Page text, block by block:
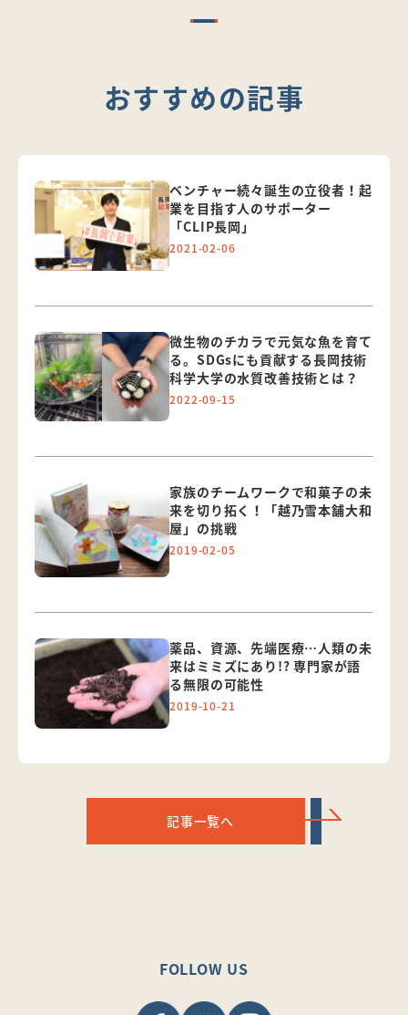
おすすめの記事
ベンチャー続々誕生の立役者！起
業を目指す人のサポーター
「CLIP長岡」
2021-02-06
微生物のチカラで元気な魚を育て
る。SDGsにも貢献する長岡技術
科学大学の水質改善技術とは？
2022-09-15
家族のチームワークで和菓子の未
来を切り拓く！「越乃雪本舗大和
屋」の挑戦
2019-02-05
薬品、資源、先端医療…人類の未
来はミミズにあり!? 専門家が語
る無限の可能性
2019-10-21
記事一覧へ
FOLLOW US